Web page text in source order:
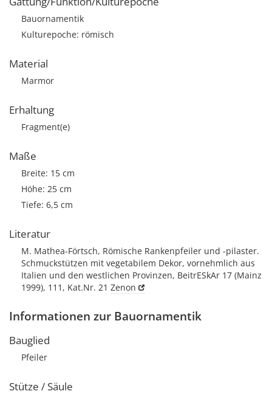
Bauornamentik
Kulturepoche: römisch
Material
Marmor
Erhaltung
Fragment(e)
Maße
Breite: 15 cm
Höhe: 25 cm
Tiefe: 6,5 cm
Literatur
M. Mathea-Förtsch, Römische Rankenpfeiler und -pilaster.
Schmuckstützen mit vegetabilem Dekor, vornehmlich aus
Italien und den westlichen Provinzen, BeitrESkAr 17 (Mainz
1999), 111, Kat.Nr. 21 Zenon
Informationen zur Bauornamentik
Bauglied
Pfeiler
Stütze / Säule